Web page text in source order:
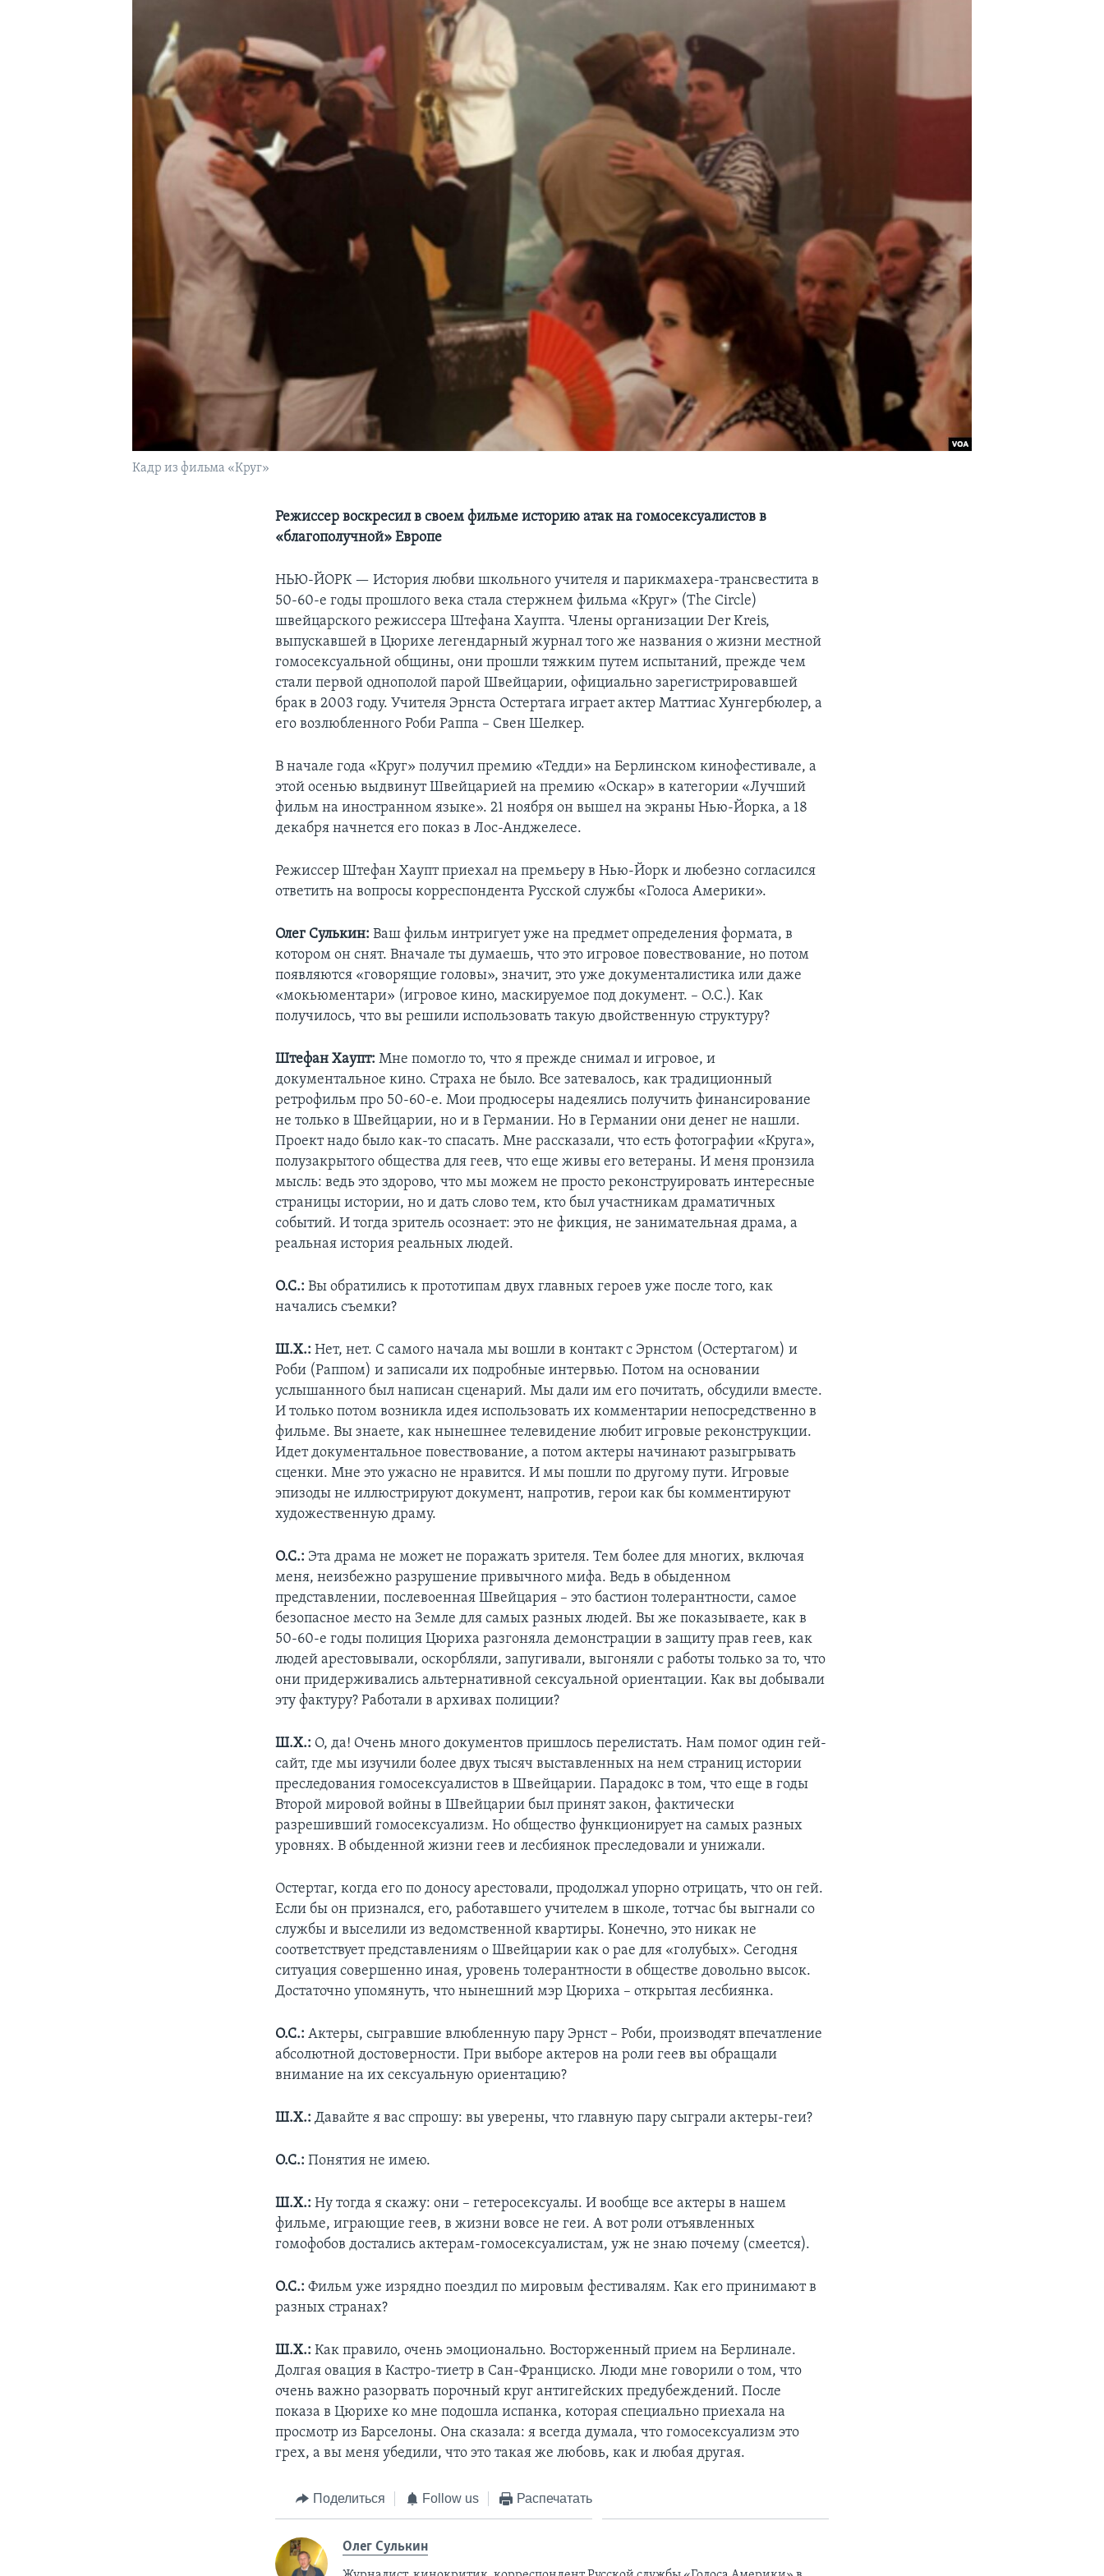
Кадр из фильма «Круг»
Режиссер воскресил в своем фильме историю атак на гомосексуалистов в
«благополучной» Европе
НЬЮ-ЙОРК —История любви школьного учителя и парикмахера-трансвестита в
50-60-е годы прошлого века стала стержнем фильма «Круг» (The Circle)
швейцарского режиссера Штефана Хаупта. Члены организации Der Kreis,
выпускавшей в Цюрихе легендарный журнал того же названия о жизни местной
гомосексуальной общины, они прошли тяжким путем испытаний, прежде чем
стали первой однополой парой Швейцарии, официально зарегистрировавшей
брак в 2003 году. Учителя Эрнста Остертага играет актер Маттиас Хунгербюлер, а
его возлюбленного Роби Раппа – Свен Шелкер.
В начале года «Круг» получил премию «Тедди» на Берлинском кинофестивале, а
этой осенью выдвинут Швейцарией на премию «Оскар» в категории «Лучший
фильм на иностранном языке». 21 ноября он вышел на экраны Нью-Йорка, а 18
декабря начнется его показ в Лос-Анджелесе.
Режиссер Штефан Хаупт приехал на премьеру в Нью-Йорк и любезно согласился
ответить на вопросы корреспондента Русской службы «Голоса Америки».
Олег Сулькин: Ваш фильм интригует уже на предмет определения формата, в
котором он снят. Вначале ты думаешь, что это игровое повествование, но потом
появляются «говорящие головы», значит, это уже документалистика или даже
«мокьюментари» (игровое кино, маскируемое под документ. – О.С.). Как
получилось, что вы решили использовать такую двойственную структуру?
Штефан Хаупт: Мне помогло то, что я прежде снимал и игровое, и
документальное кино. Страха не было. Все затевалось, как традиционный
ретрофильм про 50-60-е. Мои продюсеры надеялись получить финансирование
не только в Швейцарии, но и в Германии. Но в Германии они денег не нашли.
Проект надо было как-то спасать. Мне рассказали, что есть фотографии «Круга»,
полузакрытого общества для геев, что еще живы его ветераны. И меня пронзила
мысль: ведь это здорово, что мы можем не просто реконструировать интересные
страницы истории, но и дать слово тем, кто был участникам драматичных
событий. И тогда зритель осознает: это не фикция, не занимательная драма, а
реальная история реальных людей.
О.С.: Вы обратились к прототипам двух главных героев уже после того, как
начались съемки?
Ш.Х.:Нет, нет. С самого начала мы вошли в контакт с Эрнстом (Остертагом) и
Роби (Раппом) и записали их подробные интервью. Потом на основании
услышанного был написан сценарий. Мы дали им его почитать, обсудили вместе.
И только потом возникла идея использовать их комментарии непосредственно в
фильме. Вы знаете, как нынешнее телевидение любит игровые реконструкции.
Идет документальное повествование, а потом актеры начинают разыгрывать
сценки. Мне это ужасно не нравится. И мы пошли по другому пути. Игровые
эпизоды не иллюстрируют документ, напротив, герои как бы комментируют
художественную драму.
О.С.: Эта драма не может не поражать зрителя. Тем более для многих, включая
меня, неизбежно разрушение привычного мифа. Ведь в обыденном
представлении, послевоенная Швейцария – это бастион толерантности, самое
безопасное место на Земле для самых разных людей. Вы же показываете, как в
50-60-е годы полиция Цюриха разгоняла демонстрации в защиту прав геев, как
людей арестовывали, оскорбляли, запугивали, выгоняли с работы только за то, что
они придерживались альтернативной сексуальной ориентации. Как вы добывали
эту фактуру? Работали в архивах полиции?
Ш.Х.: О, да! Очень много документов пришлось перелистать. Нам помог один гей-
сайт, где мы изучили более двух тысяч выставленных на нем страниц истории
преследования гомосексуалистов в Швейцарии. Парадокс в том, что еще в годы
Второй мировой войны в Швейцарии был принят закон, фактически
разрешивший гомосексуализм. Но общество функционирует на самых разных
уровнях. В обыденной жизни геев и лесбиянок преследовали и унижали.
Остертаг, когда его по доносу арестовали, продолжал упорно отрицать, что он гей.
Если бы он признался, его, работавшего учителем в школе, тотчас бы выгнали со
службы и выселили из ведомственной квартиры. Конечно, это никак не
соответствует представлениям о Швейцарии как о рае для «голубых». Сегодня
ситуация совершенно иная, уровень толерантности в обществе довольно высок.
Достаточно упомянуть, что нынешний мэр Цюриха – открытая лесбиянка.
О.С.:Актеры, сыгравшие влюбленную пару Эрнст – Роби, производят впечатление
абсолютной достоверности. При выборе актеров на роли геев вы обращали
внимание на их сексуальную ориентацию?
Ш.Х.: Давайте я вас спрошу: вы уверены, что главную пару сыграли актеры-геи?
О.С.: Понятия не имею.
Ш.Х.:Ну тогда я скажу: они – гетеросексуалы. И вообще все актеры в нашем
фильме, играющие геев, в жизни вовсе не геи. А вот роли отъявленных
гомофобов достались актерам-гомосексуалистам, уж не знаю почему (смеется).
О.С.: Фильм уже изрядно поездил по мировым фестивалям. Как его принимают в
разных странах?
Ш.Х.: Как правило, очень эмоционально. Восторженный прием на Берлинале.
Долгая овация в Кастро-тиетр в Сан-Франциско. Люди мне говорили о том, что
очень важно разорвать порочный круг антигейских предубеждений. После
показа в Цюрихе ко мне подошла испанка, которая специально приехала на
просмотр из Барселоны. Она сказала: я всегда думала, что гомосексуализм это
грех, а вы меня убедили, что это такая же любовь, как и любая другая.
Поделиться Follow us Распечатать
Олег Сулькин